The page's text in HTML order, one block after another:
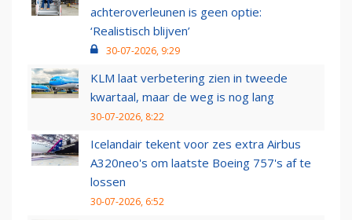
achteroverleunen is geen optie:
‘Realistisch blijven’
30-07-2026, 9:29
KLM laat verbetering zien in tweede
kwartaal, maar de weg is nog lang
30-07-2026, 8:22
Icelandair tekent voor zes extra Airbus
A320neo's om laatste Boeing 757's af te
lossen
30-07-2026, 6:52